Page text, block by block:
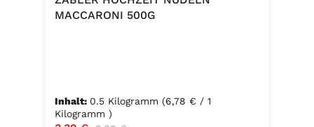
MACCARONI 500G
Inhalt: 0.5 Kilogramm (6,78 € / 1
Kilogramm )